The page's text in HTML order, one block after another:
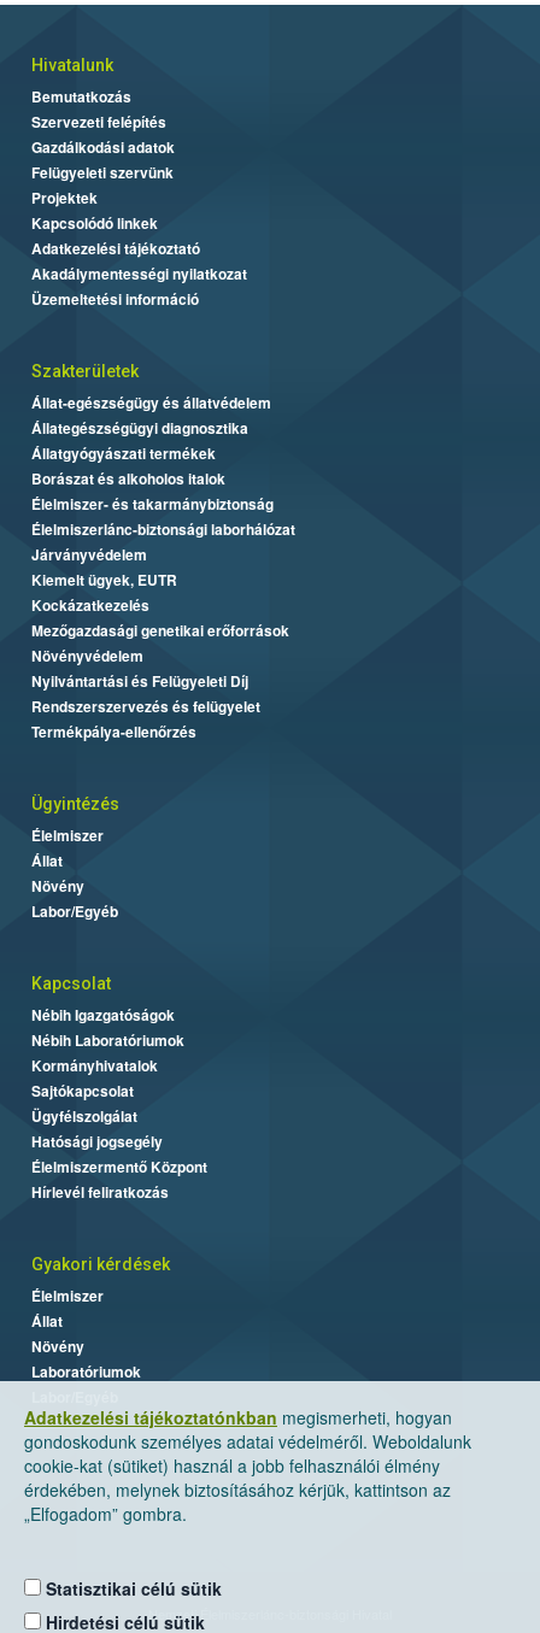
Adatkezelési tájékoztatónkban megismerheti, hogyan
gondoskodunk személyes adatai védelméről. Weboldalunk
cookie-kat (sütiket) használ a jobb felhasználói élmény
érdekében, melynek biztosításához kérjük, kattintson az
„Elfogadom” gombra.
Statisztikai célú sütik
Hirdetési célú sütik
Hivatalunk
Bemutatkozás
Szervezeti felépítés
Gazdálkodási adatok
Felügyeleti szervünk
Projektek
Kapcsolódó linkek
Adatkezelési tájékoztató
Akadálymentességi nyilatkozat
Üzemeltetési információ
Szakterületek
Állat-egészségügy és állatvédelem
Állategészségügyi diagnosztika
Állatgyógyászati termékek
Borászat és alkoholos italok
Élelmiszer- és takarmánybiztonság
Élelmiszerlánc-biztonsági laborhálózat
Járványvédelem
Kiemelt ügyek, EUTR
Kockázatkezelés
Mezőgazdasági genetikai erőforrások
Növényvédelem
Nyilvántartási és Felügyeleti Díj
Rendszerszervezés és felügyelet
Termékpálya-ellenőrzés
Ügyintézés
Élelmiszer
Állat
Növény
Labor/Egyéb
Kapcsolat
Nébih Igazgatóságok
Nébih Laboratóriumok
Kormányhivatalok
Sajtókapcsolat
Ügyfélszolgálat
Hatósági jogsegély
Élelmiszermentő Központ
Hírlevél feliratkozás
Gyakori kérdések
Élelmiszer
Állat
Növény
Laboratóriumok
Nemzeti Élelmiszerlánc-biztonsági Hivatal